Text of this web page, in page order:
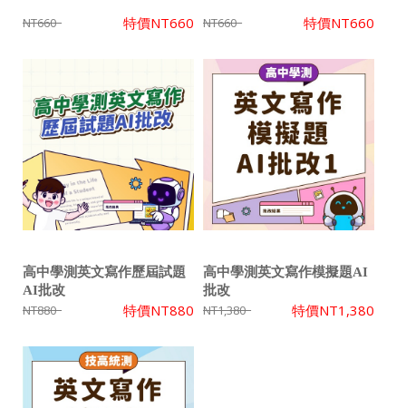
NT660 特價NT660 NT660 特價NT660
高中學測英文寫作歷屆試題
AI批改
NT880 特價NT880
高中學測英文寫作模擬題AI
批改
NT1,380 特價NT1,380